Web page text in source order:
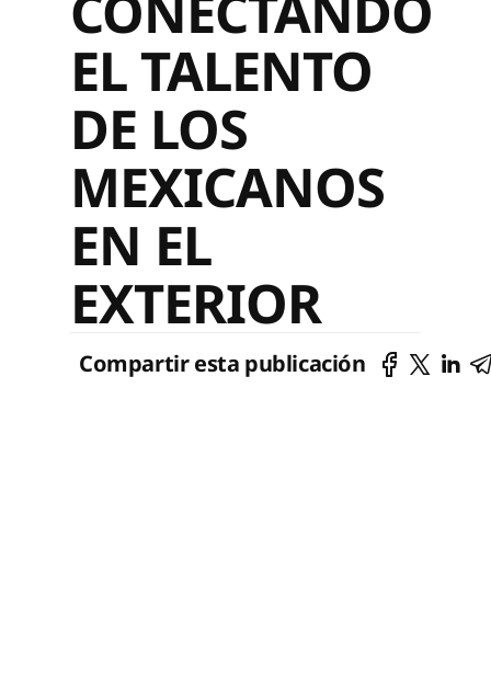
EL TALENTO
DE LOS
MEXICANOS
EN EL
EXTERIOR
Compartir esta publicación